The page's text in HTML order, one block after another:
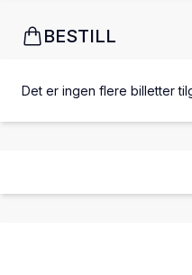
BESTILL
Det er ingen flere billetter